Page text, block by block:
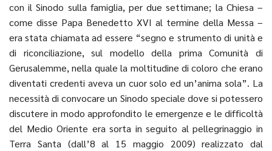
con il Sinodo sulla famiglia, per due settimane; la Chiesa –
come disse Papa Benedetto XVI al termine della Messa –
era stata chiamata ad essere “segno e strumento di unità e
di riconciliazione, sul modello della prima Comunità di
Gerusalemme, nella quale la moltitudine di coloro che erano
diventati credenti aveva un cuor solo ed un’anima sola”. La
necessità di convocare un Sinodo speciale dove si potessero
discutere in modo approfondito le emergenze e le difficoltà
del Medio Oriente era sorta in seguito al pellegrinaggio in
Terra Santa (dall’8 al 15 maggio 2009) realizzato dal